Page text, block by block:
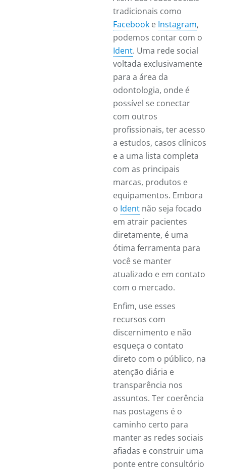
tradicionais como
Facebook e Instagram,
podemos contar com o
Ident. Uma rede social
voltada exclusivamente
para a área da
odontologia, onde é
possível se conectar
com outros
profissionais, ter acesso
a estudos, casos clínicos
e a uma lista completa
com as principais
marcas, produtos e
equipamentos. Embora
o Ident não seja focado
em atrair pacientes
diretamente, é uma
ótima ferramenta para
você se manter
atualizado e em contato
com o mercado.
Enfim, use esses
recursos com
discernimento e não
esqueça o contato
direto com o público, na
atenção diária e
transparência nos
assuntos. Ter coerência
nas postagens é o
caminho certo para
manter as redes sociais
afiadas e construir uma
ponte entre consultório